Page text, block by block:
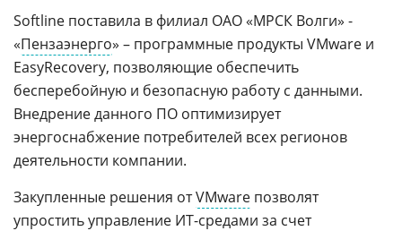
Softline поставила в филиал ОАО «МРСК Волги» -
«Пензаэнерго» – программные продукты VMware и
EasyRecovery, позволяющие обеспечить
бесперебойную и безопасную работу с данными.
Внедрение данного ПО оптимизирует
энергоснабжение потребителей всех регионов
деятельности компании.
Закупленные решения отVMware позволят
упростить управление ИТ-средами за счет